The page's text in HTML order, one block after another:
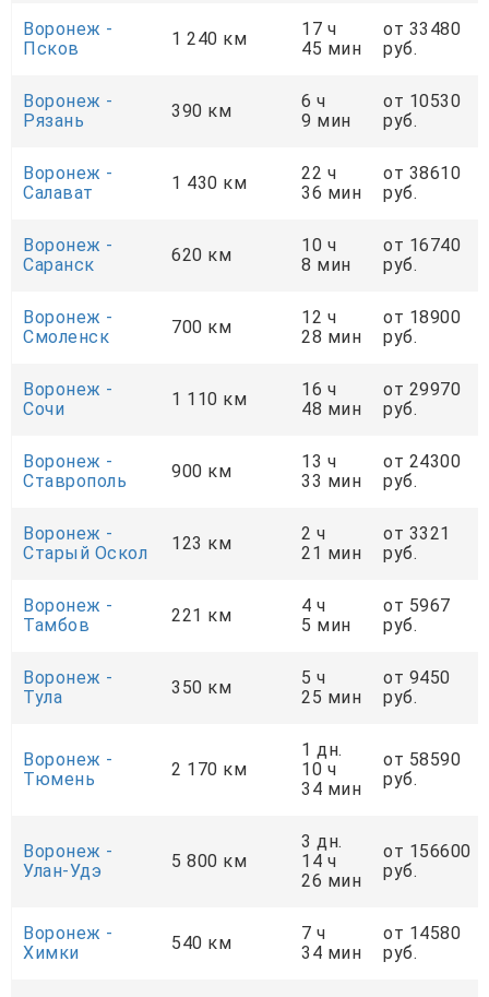
Воронеж -
Псков
1 240 км
17 ч
45 мин
от 33480
руб.
Воронеж -
Рязань
390 км
6 ч
9 мин
от 10530
руб.
Воронеж -
Салават
1 430 км
22 ч
36 мин
от 38610
руб.
Воронеж -
Саранск
620 км
10 ч
8 мин
от 16740
руб.
Воронеж -
Смоленск
700 км
12 ч
28 мин
от 18900
руб.
Воронеж -
Сочи
1 110 км
16 ч
48 мин
от 29970
руб.
Воронеж -
Ставрополь
900 км
13 ч
33 мин
от 24300
руб.
Воронеж -
Старый Оскол
123 км
2 ч
21 мин
от 3321
руб.
Воронеж -
Тамбов
221 км
4 ч
5 мин
от 5967
руб.
Воронеж -
Тула
350 км
5 ч
25 мин
от 9450
руб.
Воронеж -
Тюмень
2 170 км
1 дн.
10 ч
34 мин
от 58590
руб.
Воронеж -
Улан-Удэ
5 800 км
3 дн.
14 ч
26 мин
от 156600
руб.
Воронеж -
Химки
540 км
7 ч
34 мин
от 14580
руб.